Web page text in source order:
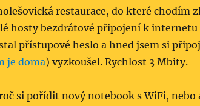
restaurace, do které chodím
hosty bezdrátové připojení k internetu
přístupové heslo a hned jsem si
je doma) vyzkoušel. Rychlost 3 Mbity.
si pořídit nový notebook s WiFi, nebo